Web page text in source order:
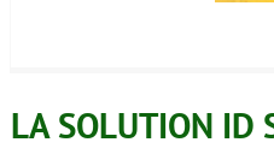
LA SOLUTION ID